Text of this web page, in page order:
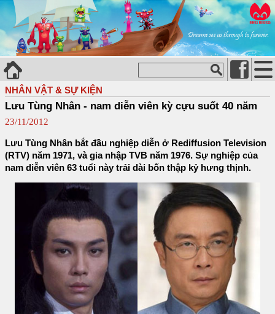
NHÂN VẬT & SỰ KIỆN
Lưu Tùng Nhân - nam diễn viên kỳ cựu suốt 40 năm
23/11/2012
Lưu Tùng Nhân bắt đầu nghiệp diễn ở Rediffusion Television
(RTV) năm 1971, và gia nhập TVB năm 1976. Sự nghiệp của
nam diễn viên 63 tuổi này trải dài bốn thập kỷ hưng thịnh.